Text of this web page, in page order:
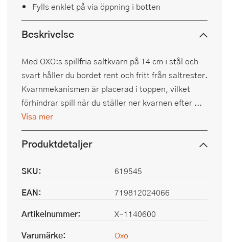
Fylls enklet på via öppning i botten
Beskrivelse
Med OXO:s spillfria saltkvarn på 14 cm i stål och
svart håller du bordet rent och fritt från saltrester.
Kvarnmekanismen är placerad i toppen, vilket
förhindrar spill när du ställer ner kvarnen efter ...
Visa mer
Produktdetaljer
SKU:
619545
EAN:
719812024066
Artikelnummer:
X-1140600
Varumärke:
Oxo